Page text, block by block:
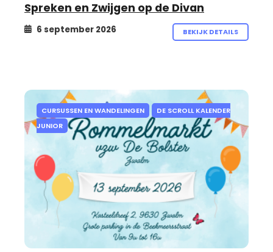
Spreken en Zwijgen op de Divan
6 september 2026 BEKIJK DETAILS
CURSUSSEN EN WANDELINGEN
DE SCROLL KALENDER
JUNIOR